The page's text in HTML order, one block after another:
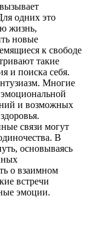
одних это
жизнь,
новые
к свободе
такие
и поиска себя.
Многие
и возможных
связи могут
В
основываясь
о взаимном
встречи
эмоции.